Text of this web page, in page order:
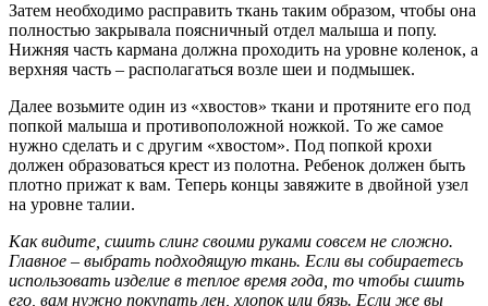
Затем необходимо расправить ткань таким образом, чтобы она
полностью закрывала поясничный отдел малыша и попу.
Нижняя часть кармана должна проходить на уровне коленок, а
верхняя часть – располагаться возле шеи и подмышек.
Далее возьмите один из «хвостов» ткани и протяните его под
попкой малыша и противоположной ножкой. То же самое
нужно сделать и с другим «хвостом». Под попкой крохи
должен образоваться крест из полотна. Ребенок должен быть
плотно прижат к вам. Теперь концы завяжите в двойной узел
на уровне талии.
Как видите, сшить слинг своими руками совсем не сложно.
Главное – выбрать подходящую ткань. Если вы собираетесь
использовать изделие в теплое время года, то чтобы сшить
его, вам нужно покупать лен, хлопок или бязь. Если же вы